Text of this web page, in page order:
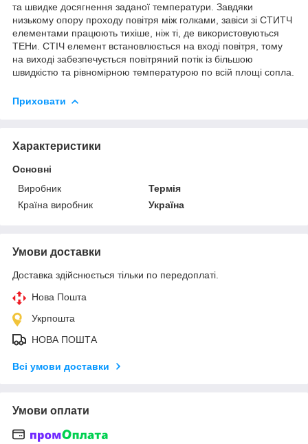
та швидке досягнення заданої температури. Завдяки
низькому опору проходу повітря між голками, завіси зі СТИТЧ
елементами працюють тихіше, ніж ті, де використовуються
ТЕНи. СТІЧ елемент встановлюється на вході повітря, тому
на виході забезпечується повітряний потік із більшою
швидкістю та рівномірною температурою по всій площі сопла.
Приховати
Характеристики
Основні
Виробник
Термія
Країна виробник
Україна
Умови доставки
Доставка здійснюється тільки по передоплаті.
Нова Пошта
Укрпошта
НОВА ПОШТА
Всі умови доставки
Умови оплати